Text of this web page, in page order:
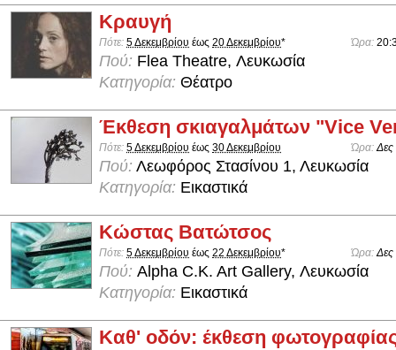
Κραυγή
Πότε: 5 Δεκεμβρίου έως 20 Δεκεμβρίου* Ώρα:
Πού: Flea Theatre, Λευκωσία
Κατηγορία: Θέατρο
Έκθεση σκιαγαλμάτων "Vice
Πότε: 5 Δεκεμβρίου έως 30 Δεκεμβρίου Ώρα:Δες
Πού: Λεωφόρος Στασίνου 1, Λευκωσία
Κατηγορία: Εικαστικά
Κώστας Βατώτσος
Πότε: 5 Δεκεμβρίου έως 22 Δεκεμβρίου* Ώρα:Δες
Πού: Alpha C.K. Art Gallery, Λευκωσία
Κατηγορία: Εικαστικά
Καθ' οδόν: έκθεση